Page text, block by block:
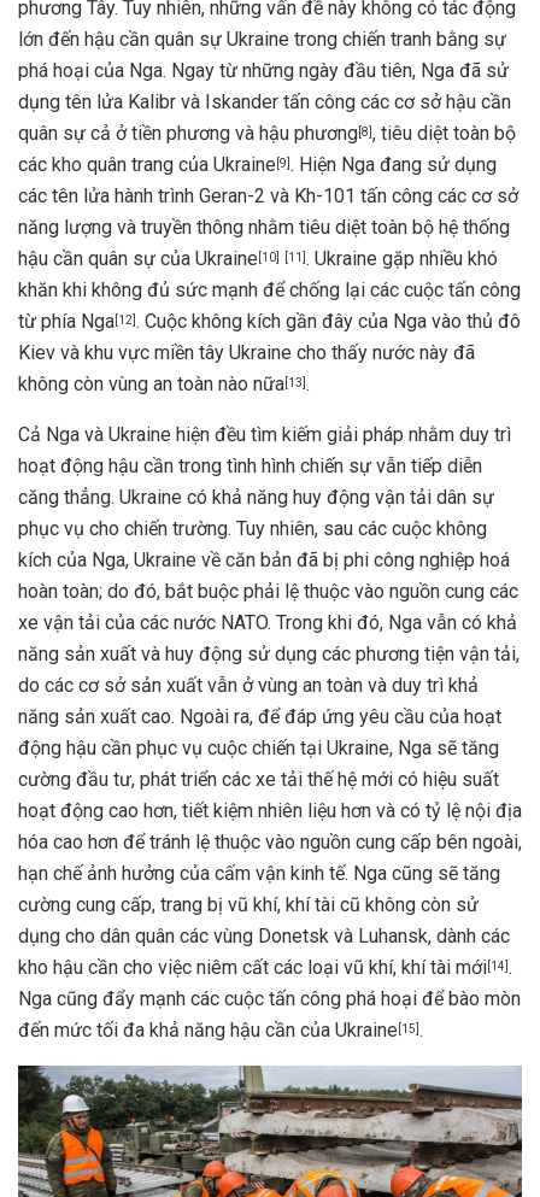
phương Tây. Tuy nhiên, những vấn đề này không có tác động
lớn đến hậu cần quân sự Ukraine trong chiến tranh bằng sự
phá hoại của Nga. Ngay từ những ngày đầu tiên, Nga đã sử
dụng tên lửa Kalibr và Iskander tấn công các cơ sở hậu cần
quân sự cả ở tiền phương và hậu phương 8 , tiêu diệt toàn bộ
các kho quân trang của Ukraine 9 . Hiện Nga đang sử dụng
các tên lửa hành trình Geran-2 và Kh-101 tấn công các cơ sở
năng lượng và truyền thông nhằm tiêu diệt toàn bộ hệ thống
hậu cần quân sự của Ukraine 10 11 . Ukraine gặp nhiều khó
khăn khi không đủ sức mạnh để chống lại các cuộc tấn công
từ phía Nga 12 . Cuộc không kích gần đây của Nga vào thủ đô
Kiev và khu vực miền tây Ukraine cho thấy nước này đã
không còn vùng an toàn nào nữa 13 .
Cả Nga và Ukraine hiện đều tìm kiếm giải pháp nhằm duy trì
hoạt động hậu cần trong tình hình chiến sự vẫn tiếp diễn
căng thẳng. Ukraine có khả năng huy động vận tải dân sự
phục vụ cho chiến trường. Tuy nhiên, sau các cuộc không
kích của Nga, Ukraine về căn bản đã bị phi công nghiệp hoá
hoàn toàn; do đó, bắt buộc phải lệ thuộc vào nguồn cung các
xe vận tải của các nước NATO. Trong khi đó, Nga vẫn có khả
năng sản xuất và huy động sử dụng các phương tiện vận tải,
do các cơ sở sản xuất vẫn ở vùng an toàn và duy trì khả
năng sản xuất cao. Ngoài ra, để đáp ứng yêu cầu của hoạt
động hậu cần phục vụ cuộc chiến tại Ukraine, Nga sẽ tăng
cường đầu tư, phát triển các xe tải thế hệ mới có hiệu suất
hoạt động cao hơn, tiết kiệm nhiên liệu hơn và có tỷ lệ nội địa
hóa cao hơn để tránh lệ thuộc vào nguồn cung cấp bên ngoài,
hạn chế ảnh hưởng của cấm vận kinh tế. Nga cũng sẽ tăng
cường cung cấp, trang bị vũ khí, khí tài cũ không còn sử
dụng cho dân quân các vùng Donetsk và Luhansk, dành các
kho hậu cần cho việc niêm cất các loại vũ khí, khí tài mới [14] .
Nga cũng đẩy mạnh các cuộc tấn công phá hoại để bào mòn
đến mức tối đa khả năng hậu cần của Ukraine [15] .